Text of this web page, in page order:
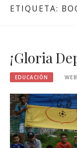
ETIQUETA:
¡Gloria
EDUCACIÓN